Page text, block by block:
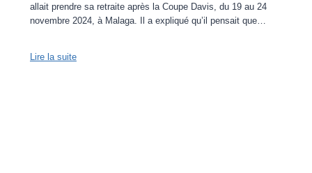
allait prendre sa retraite après la Coupe Davis, du 19 au 24
novembre 2024, à Malaga. Il a expliqué qu’il pensait que…
Lire la suite